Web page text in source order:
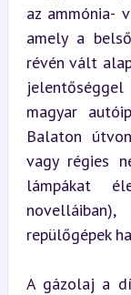
az ammónia-
amely a
révén vált
magyar
Balaton
vagy régies
lámpákat
repülőgépek
A gázolaj a